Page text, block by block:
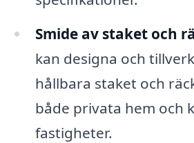
Smide av staket och
kan designa och
hållbara staket och
både privata hem och
fastigheter.